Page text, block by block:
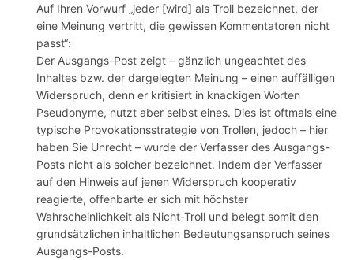
Auf Ihren Vorwurf „jeder [wird] als Troll bezeichnet, der
eine Meinung vertritt, die gewissen Kommentatoren nicht
passt“:
Der Ausgangs-Post zeigt – gänzlich ungeachtet des
Inhaltes bzw. der dargelegten Meinung – einen auffälligen
Widerspruch, denn er kritisiert in knackigen Worten
Pseudonyme, nutzt aber selbst eines. Dies ist oftmals eine
typische Provokationsstrategie von Trollen, jedoch – hier
haben Sie Unrecht – wurde der Verfasser des Ausgangs-
Posts nicht als solcher bezeichnet. Indem der Verfasser
auf den Hinweis auf jenen Widerspruch kooperativ
reagierte, offenbarte er sich mit höchster
Wahrscheinlichkeit als Nicht-Troll und belegt somit den
grundsätzlichen inhaltlichen Bedeutungsanspruch seines
Ausgangs-Posts.